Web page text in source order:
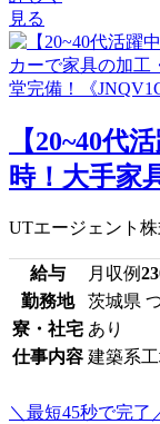
見る
【20~40代
時！大手家
UTエージェント
給与 月収例
勤務地
茨城県
寮・社宅 あり
仕事内容 建築系
＼最短45秒で完了